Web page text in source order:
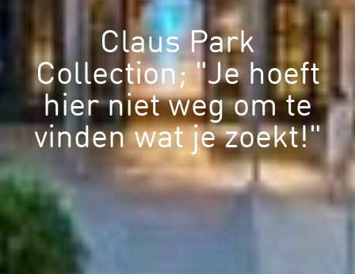
Claus Park
Collection; "Je hoeft
hier niet weg om te
vinden wat je zoekt!"